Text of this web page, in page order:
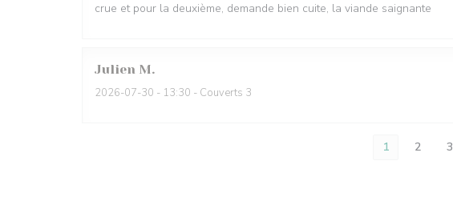
crue et pour la deuxième, demande bien cuite, la viande saignante
Julien M
2026-07-30 - 13:30 - Couverts 3
1 2 3